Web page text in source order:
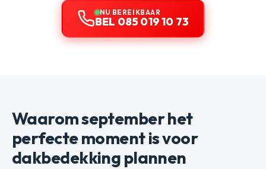
NU BEREIKBAAR
BEL 085 019 10 73
Waarom september het
perfecte moment is voor
dakbedekking plannen